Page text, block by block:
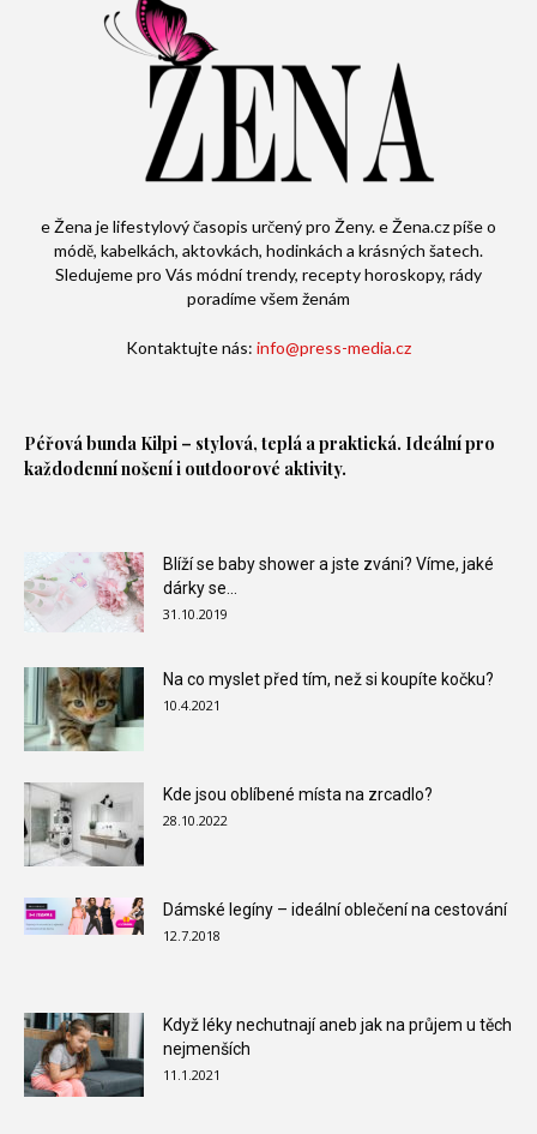
e Žena je lifestylový časopis určený pro Ženy. e Žena.cz píše o
módě, kabelkách, aktovkách, hodinkách a krásných šatech.
Sledujeme pro Vás módní trendy, recepty horoskopy, rády
poradíme všem ženám
Kontaktujte nás: info@press-media.cz
Péřová bunda Kilpi – stylová, teplá a praktická. Ideální pro
každodenní nošení i outdoorové aktivity.
Blíží se baby shower a jste zváni? Víme, jaké
dárky se...
31.10.2019
Na co myslet před tím, než si koupíte kočku?
10.4.2021
Kde jsou oblíbené místa na zrcadlo?
28.10.2022
Dámské legíny – ideální oblečení na cestování
12.7.2018
Když léky nechutnají aneb jak na průjem u těch
nejmenších
11.1.2021